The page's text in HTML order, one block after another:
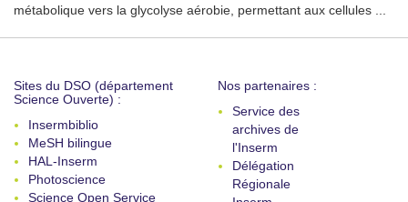
métabolique vers la glycolyse aérobie, permettant aux cellules ...
Sites du DSO (département
Science Ouverte) :
Insermbiblio
MeSH bilingue
HAL-Inserm
Photoscience
Science Open Service
Nos partenaires :
Service des
archives de
l'Inserm
Délégation
Régionale